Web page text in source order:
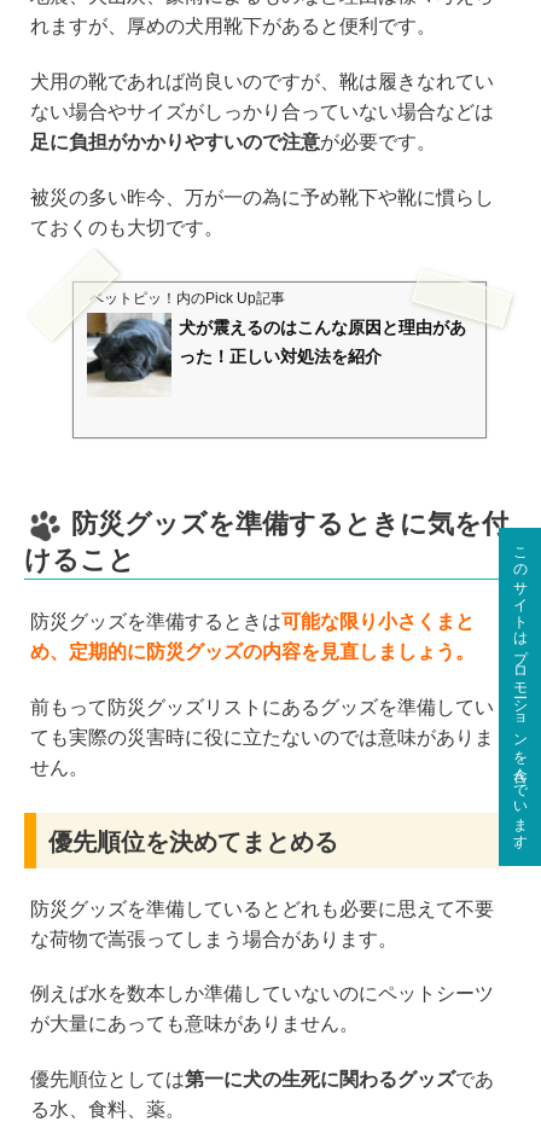
れますが、厚めの犬用靴下があると便利です。
犬用の靴であれば尚良いのですが、靴は履きなれてい
ない場合やサイズがしっかり合っていない場合などは
足に負担がかかりやすいので注意が必要です。
被災の多い昨今、万が一の為に予め靴下や靴に慣らし
ておくのも大切です。
ペットピッ！ 内のPick Up記事
犬が震えるのはこんな原因と理由があ
った！正しい対処法を紹介
防災グッズを準備するときに気を付
けること
防災グッズを準備するときは可能な限り小さくまと
め、定期的に防災グッズの内容を見直しましょう。
前もって防災グッズリストにあるグッズを準備してい
ても実際の災害時に役に立たないのでは意味がありま
せん。
優先順位を決めてまとめる
防災グッズを準備しているとどれも必要に思えて不要
な荷物で嵩張ってしまう場合があります。
例えば水を数本しか準備していないのにペットシーツ
が大量にあっても意味がありません。
優先順位としては第一に犬の生死に関わるグッズであ
る水、食料、薬。
このサイトはプロモーションを含んでいます。